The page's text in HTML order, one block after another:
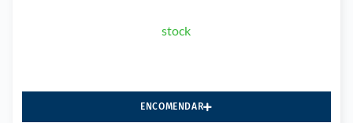
stock
ENCOMENDAR